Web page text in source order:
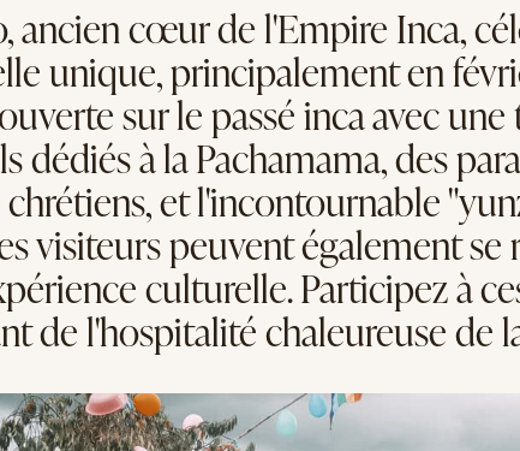
ancien cœur de l'Empire Inca,
unique, principalement en
sur le passé inca avec
à la Pachamama, des
et l'incontournable
visiteurs peuvent également
culturelle. Participez à
de l'hospitalité chaleureuse de